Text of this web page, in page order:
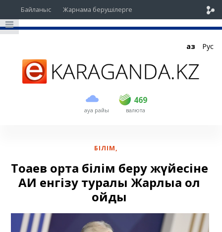
Байланыс Жарнама берушілерге
Қаз Рус
ауа райы
469
USD 467 469
EUR валюта
БІЛІМ,
Тоқаев орта білім беру жүйесіне
АИ енгізу туралы Жарлыққа қол
қойды